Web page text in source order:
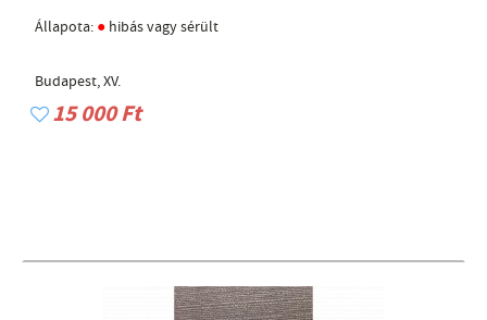
Állapota: ● hibás vagy sérült
Budapest, XV.
15 000 Ft